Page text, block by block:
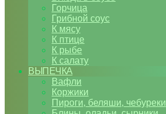
Горчица
Грибной соус
К мясу
К птице
К рыбе
К салату
ВЫПЕЧКА
Вафли
Коржики
Пироги, беляши, чебуреки